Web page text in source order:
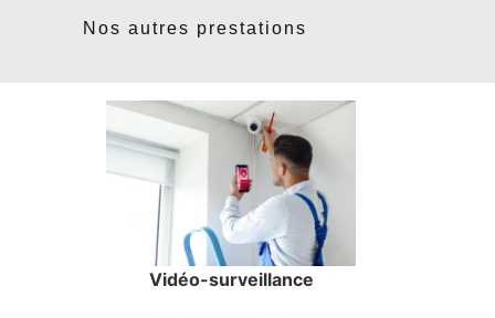
Nos autres prestations
Vidéo-surveillance